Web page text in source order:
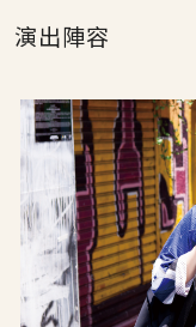
演出陣容